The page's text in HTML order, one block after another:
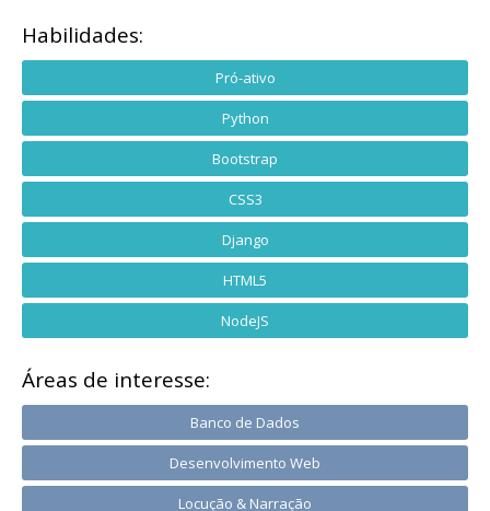
Habilidades:
Pró-ativo
Python
Bootstrap
CSS3
Django
HTML5
NodeJS
Áreas de interesse:
Banco de Dados
Desenvolvimento Web
Locução & Narração